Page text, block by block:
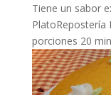
Tiene un sabor
PlatoRepostería
porciones 20